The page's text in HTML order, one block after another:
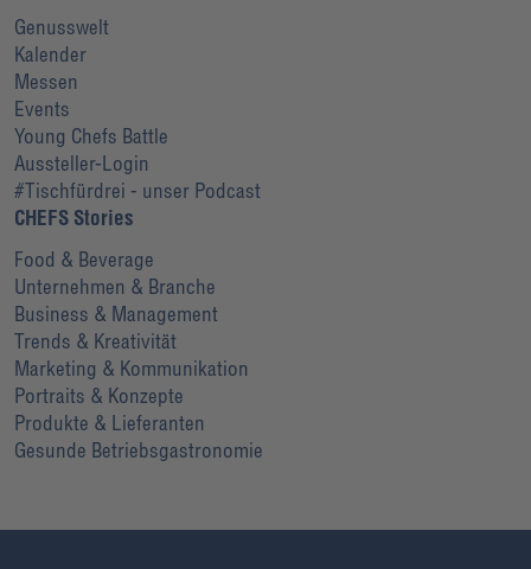
Genusswelt
Kalender
Messen
Events
Young Chefs Battle
Aussteller-Login
#Tischfürdrei - unser Podcast
CHEFS Stories
Food & Beverage
Unternehmen & Branche
Business & Management
Trends & Kreativität
Marketing & Kommunikation
Portraits & Konzepte
Produkte & Lieferanten
Gesunde Betriebsgastronomie